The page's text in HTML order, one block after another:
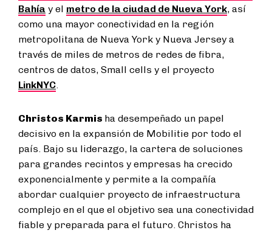
Bahía y el metro de la ciudad de Nueva York, así
como una mayor conectividad en la región
metropolitana de Nueva York y Nueva Jersey a
través de miles de metros de redes de fibra,
centros de datos, Small cells y el proyecto
LinkNYC.
Christos Karmis ha desempeñado un papel
decisivo en la expansión de Mobilitie por todo el
país. Bajo su liderazgo, la cartera de soluciones
para grandes recintos y empresas ha crecido
exponencialmente y permite a la compañía
abordar cualquier proyecto de infraestructura
complejo en el que el objetivo sea una conectividad
fiable y preparada para el futuro. Christos ha